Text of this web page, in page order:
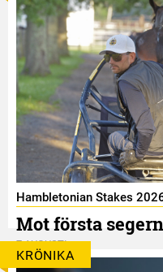
Hambletonian Stakes
Mot första
7 AUGUSTI
KRÖNIKA